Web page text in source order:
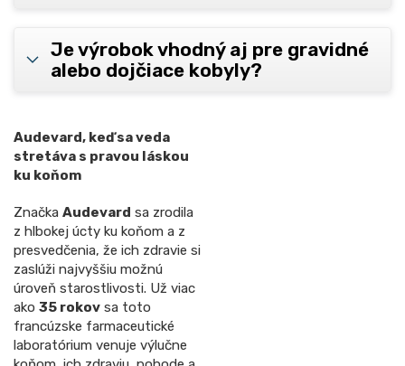
Je výrobok vhodný aj pre gravidné
alebo dojčiace kobyly?
Audevard, keď sa veda
stretáva s pravou láskou
ku koňom
Značka Audevard sa zrodila
z hlbokej úcty ku koňom a z
presvedčenia, že ich zdravie si
zaslúži najvyššiu možnú
úroveň starostlivosti. Už viac
ako 35 rokov sa toto
francúzske farmaceutické
laboratórium venuje výlučne